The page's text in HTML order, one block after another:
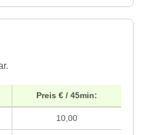
Preis € / 45min:
10,00